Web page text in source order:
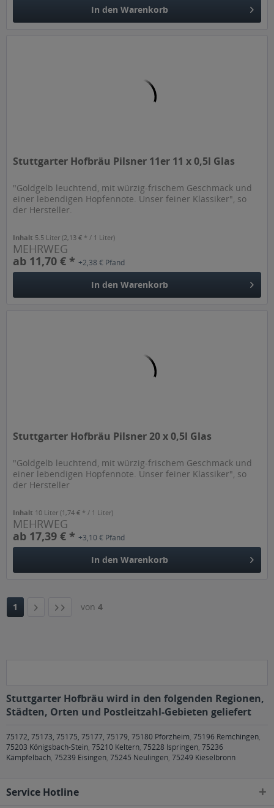
In den Warenkorb
Stuttgarter Hofbräu Pilsner 11er 11 x 0,5l Glas
"Goldgelb leuchtend, mit würzig-frischem Geschmack und
einer lebendigen Hopfennote. Unser feiner Klassiker", so
der Hersteller.
Inhalt 5.5 Liter(2,13 € * / 1 Liter)
MEHRWEG
ab 11,70 € *+2,38 € Pfand
In den Warenkorb
Stuttgarter Hofbräu Pilsner 20 x 0,5l Glas
"Goldgelb leuchtend, mit würzig-frischem Geschmack und
einer lebendigen Hopfennote. Unser feiner Klassiker", so
der Hersteller
Inhalt 10 Liter(1,74 € * / 1 Liter)
MEHRWEG
ab 17,39 € *+3,10 € Pfand
In den Warenkorb
1 von 4
Stuttgarter Hofbräu wird in den folgenden Regionen,
Städten, Orten und Postleitzahl-Gebieten geliefert
75172, 75173, 75175, 75177, 75179, 75180 Pforzheim, 75196 Remchingen,
75203 Königsbach-Stein, 75210 Keltern, 75228 Ispringen, 75236
Kämpfelbach, 75239 Eisingen, 75245 Neulingen, 75249 Kieselbronn
Service Hotline